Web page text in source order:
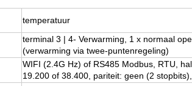
temperatuur
terminal 3 | 4- Verwarming, 1 x normaal
(verwarming via twee-puntenregeling)
WIFI (2.4G Hz) of RS485 Modbus, RTU,
19.200 of 38.400, pariteit: geen (2